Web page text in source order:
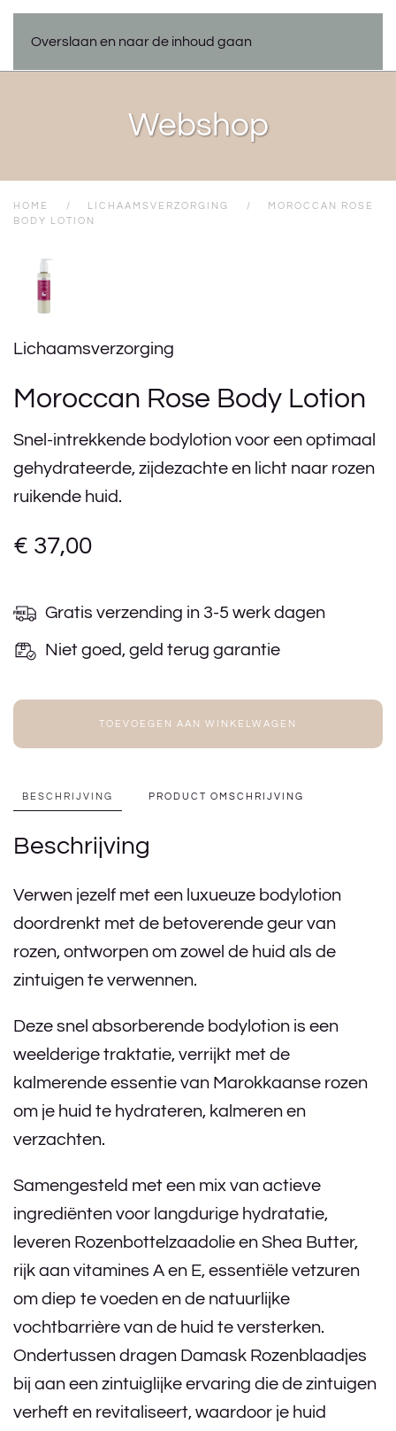
Overslaan en naar de inhoud gaan
Webshop
HOME LICHAAMSVERZORGING
MOROCCAN ROSE
BODY LOTION
Lichaamsverzorging
Moroccan Rose Body Lotion
Snel-intrekkende bodylotion voor een optimaal
gehydrateerde, zijdezachte en licht naar rozen
ruikende huid.
€ 37,00
Gratis verzending in 3-5 werk dagen
Niet goed, geld terug garantie
TOEVOEGEN AAN WINKELWAGEN
BESCHRIJVING PRODUCT OMSCHRIJVING
Beschrijving
Verwen jezelf met een luxueuze bodylotion
doordrenkt met de betoverende geur van
rozen, ontworpen om zowel de huid als de
zintuigen te verwennen.
Deze snel absorberende bodylotion is een
weelderige traktatie, verrijkt met de
kalmerende essentie van Marokkaanse rozen
om je huid te hydrateren, kalmeren en
verzachten.
Samengesteld met een mix van actieve
ingrediënten voor langdurige hydratatie,
leveren Rozenbottelzaadolie en Shea Butter,
rijk aan vitamines A en E, essentiële vetzuren
om diep te voeden en de natuurlijke
vochtbarrière van de huid te versterken.
Ondertussen dragen Damask Rozenblaadjes
bij aan een zintuiglijke ervaring die de zintuigen
verheft en revitaliseert, waardoor je huid